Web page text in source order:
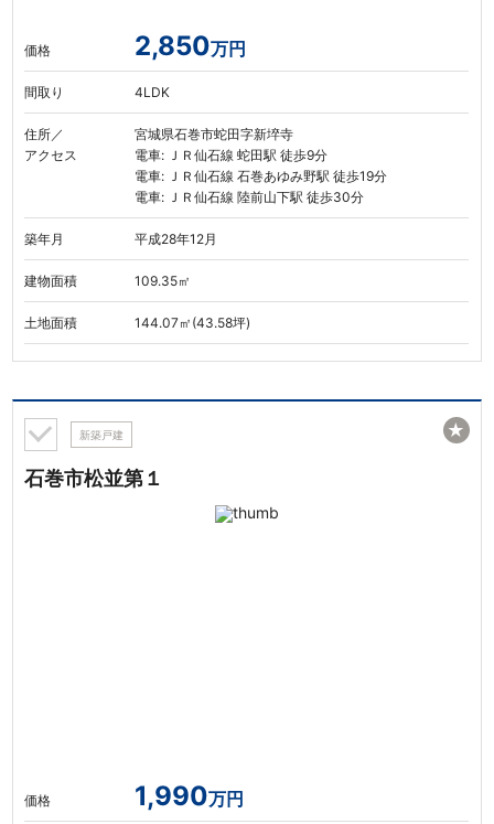
価格 2,850万円
間取り 4LDK
住所／
アクセス
宮城県石巻市蛇田字新埣寺
電車: ＪＲ仙石線 蛇田駅 徒歩9分
電車: ＪＲ仙石線 石巻あゆみ野駅 徒歩19分
電車: ＪＲ仙石線 陸前山下駅 徒歩30分
築年月 平成28年12月
建物面積 109.35㎡
土地面積 144.07㎡(43.58坪)
新築戸建
石巻市松並第１
価格 1,990万円
★